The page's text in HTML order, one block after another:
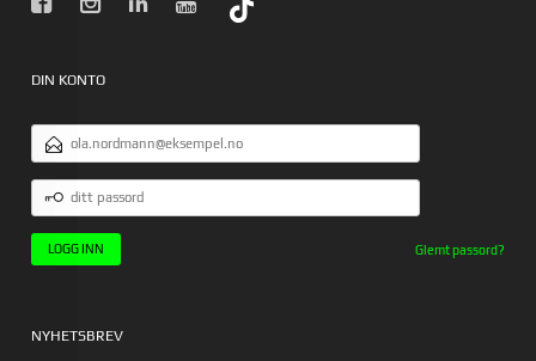
DIN KONTO
POSTADRESSE
DITT
PASSORD
Glemt passord?
NYHETSBREV